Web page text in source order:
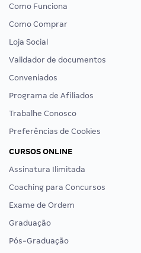
Como Funciona
Como Comprar
Loja Social
Validador de documentos
Conveniados
Programa de Afiliados
Trabalhe Conosco
Preferências de Cookies
CURSOS ONLINE
Assinatura Ilimitada
Coaching para Concursos
Exame de Ordem
Graduação
Pós-Graduação